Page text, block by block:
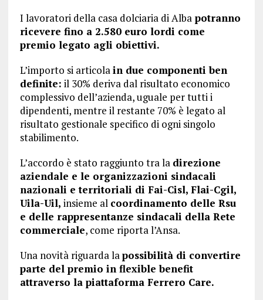
I lavoratori della casa dolciaria di Albapotranno
ricevere fino a 2.580 euro lordi come
premio legato agli obiettivi.
L’importo si articolain due componenti ben
definite: il 30% deriva dal risultato economico
complessivo dell’azienda, uguale per tutti i
dipendenti, mentre il restante 70% è legato al
risultato gestionale specifico di ogni singolo
stabilimento.
L’accordo è stato raggiunto tra la direzione
aziendale e le organizzazioni sindacali
nazionali e territoriali di Fai-Cisl, Flai-Cgil,
Uila-Uil, insieme al coordinamento delle Rsu
e delle rappresentanze sindacali della Rete
commerciale, come riporta l’Ansa.
Una novità riguarda lapossibilità di convertire
parte del premio in flexible benefit
attraverso la piattaforma Ferrero Care.